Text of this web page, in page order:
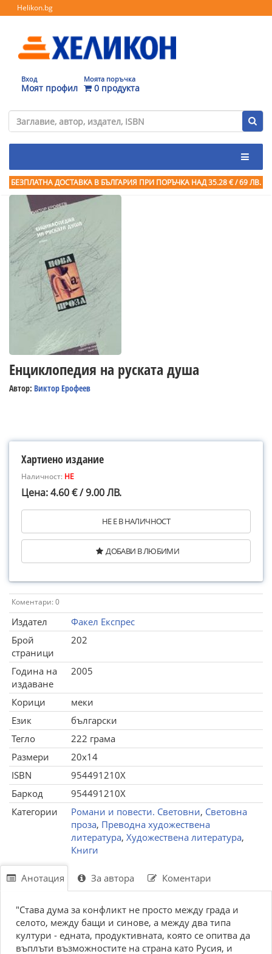
Helikon.bg
Вход
Моят профил
Моята поръчка
0 продукта
БЕЗПЛАТНА ДОСТАВКА В БЪЛГАРИЯ ПРИ ПОРЪЧКА НАД 35.28 € / 69 ЛВ.
Енциклопедия на руската душа
Автор: Виктор Ерофеев
Хартиено издание
Наличност: НЕ
Цена: 4.60 € / 9.00 ЛВ.
НЕ Е В НАЛИЧНОСТ
ДОБАВИ В ЛЮБИМИ
Коментари: 0
Издател
Факел Експрес
Брой
страници
202
Година на
издаване
2005
Корици
меки
Език
български
Тегло
222 грама
Размери
20x14
ISBN
954491210X
Баркод
954491210X
Категории
Романи и повести. Световни, Световна
проза, Преводна художествена
литература, Художествена литература,
Книги
Анотация За автора Коментари
"Става дума за конфликт не просто между града и
селото, между бащи и синове, а между два типа
култури - едната, продуктивната, която се опитва да
въплъти възможностите на страна като Русия, и